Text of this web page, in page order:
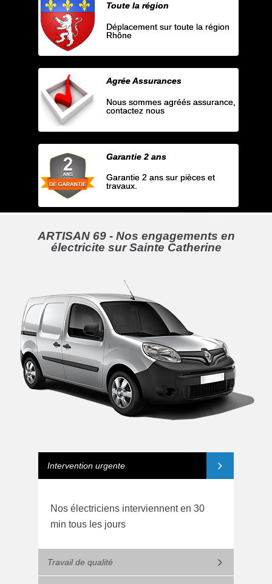
Toute la région
Déplacement sur toute la région
Rhône
Agrée Assurances
Nous sommes agréés assurance,
contactez nous
Garantie 2 ans
Garantie 2 ans sur pièces et
travaux.
ARTISAN 69 - Nos engagements en
électricite sur Sainte Catherine
Intervention urgente
Nos électriciens interviennent en 30
min tous les jours
Travail de qualité